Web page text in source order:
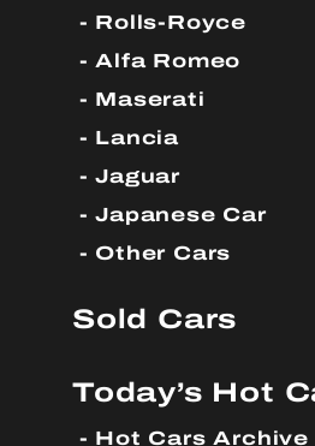
Rolls-Royce
Alfa Romeo
Maserati
Lancia
Jaguar
Japanese Car
Other Cars
Sold Cars
Today’s Hot
Hot Cars Archive